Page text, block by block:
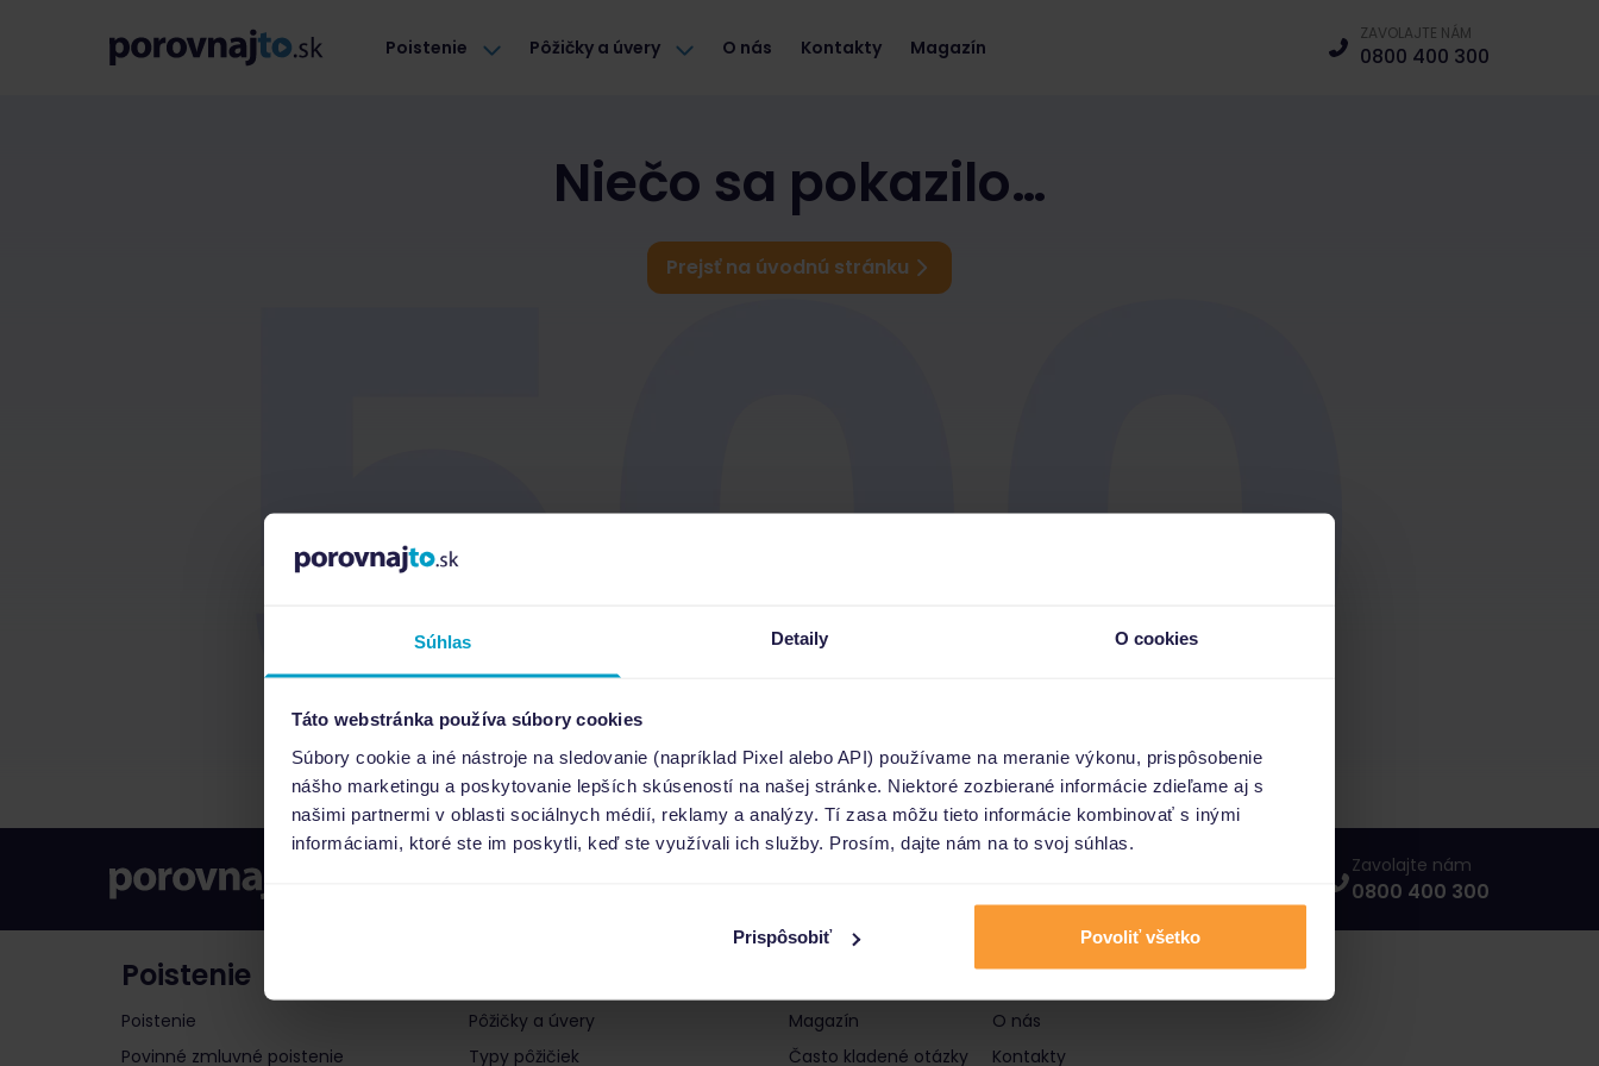
Súhlas Detaily O cookies
Táto webstránka používa súbory cookies
Súbory cookie a iné nástroje na sledovanie (napríklad Pixel alebo API) používame na meranie výkonu, prispôsobenie
nášho marketingu a poskytovanie lepších skúseností na našej stránke. Niektoré zozbierané informácie zdieľame aj s
našimi partnermi v oblasti sociálnych médií, reklamy a analýzy. Tí zasa môžu tieto informácie kombinovať s inými
informáciami, ktoré ste im poskytli, keď ste využívali ich služby. Prosím, dajte nám na to svoj súhlas.
Prispôsobiť Povoliť všetko
Poistenie Pôžičky a úvery O nás Kontakty Magazín
ZAVOLAJTE NÁM
0800 400 300
Niečo sa pokazilo…
Prejsť na úvodnú stránku
Zavolajte nám
0800 400 300
Poistenie
Poistenie
Povinné zmluvné poistenie
Pôžičky a úvery
Typy pôžičiek
Magazín
Často kladené otázky
Porovnajto.sk
O nás
Kontakty